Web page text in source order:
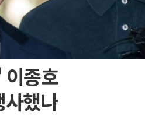
종호
했나